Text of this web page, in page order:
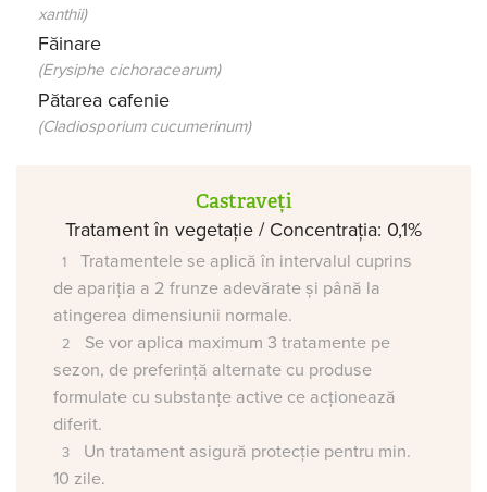
xanthii)
Făinare
(Erysiphe cichoracearum)
Pătarea cafenie
(Cladiosporium cucumerinum)
Castraveți
Tratament în vegetație / Concentrația: 0,1%
Tratamentele se aplică în intervalul cuprins
de apariția a 2 frunze adevărate și până la
atingerea dimensiunii normale.
Se vor aplica maximum 3 tratamente pe
sezon, de preferință alternate cu produse
formulate cu substanțe active ce acționează
diferit.
Un tratament asigură protecție pentru min.
10 zile.